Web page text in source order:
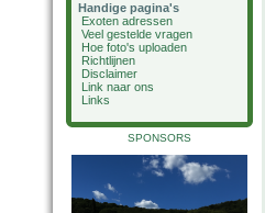
Handige pagina's
Exoten adressen
Veel gestelde vragen
Hoe foto's uploaden
Richtlijnen
Disclaimer
Link naar ons
Links
SPONSORS